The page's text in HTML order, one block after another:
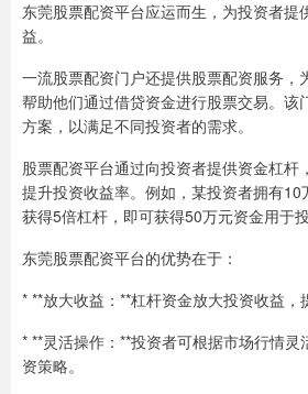
东莞股票配资平台应运而生，为投资者提
益。
一流股票配资门户还提供股票配资服务，
帮助他们通过借贷资金进行股票交易。该
方案，以满足不同投资者的需求。
股票配资平台通过向投资者提供资金杠杆
提升投资收益率。例如，某投资者拥有
获得5倍杠杆，即可获得50万元资金用于投
东莞股票配资平台的优势在于：
* **放大收益：**杠杆资金放大投资收益，
* **灵活操作：**投资者可根据市场行情
资策略。